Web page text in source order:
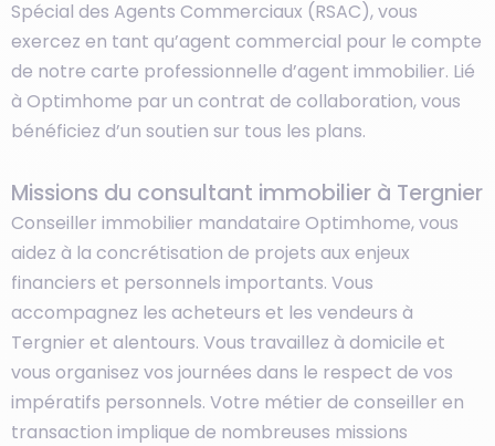
Spécial des Agents Commerciaux (RSAC), vous
exercez en tant qu’agent commercial pour le compte
de notre carte professionnelle d’agent immobilier. Lié
à Optimhome par un contrat de collaboration, vous
bénéficiez d’un soutien sur tous les plans.
Missions du consultant immobilier à Tergnier
Conseiller immobilier mandataire Optimhome, vous
aidez à la concrétisation de projets aux enjeux
financiers et personnels importants. Vous
accompagnez les acheteurs et les vendeurs à
Tergnier et alentours. Vous travaillez à domicile et
vous organisez vos journées dans le respect de vos
impératifs personnels. Votre métier de conseiller en
transaction implique de nombreuses missions